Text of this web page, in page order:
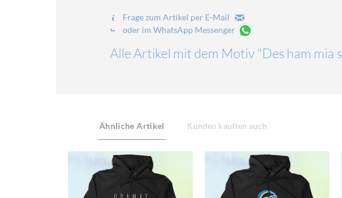
Frage zum Artikel per E-Mail
oder im WhatsApp Messenger
Alle Artikel mit dem Motiv "Des ham mia
Ähnliche Artikel Kunden kauften auch